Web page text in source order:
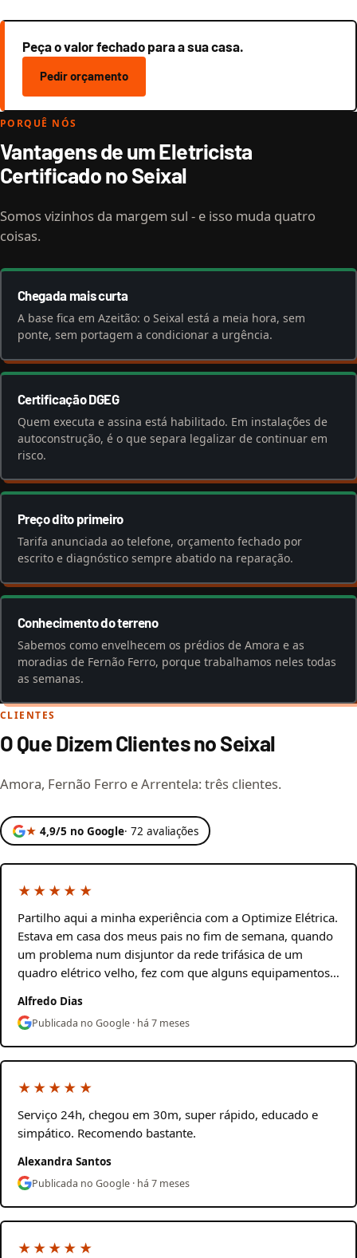
Peça o valor fechado para a sua casa.
Pedir orçamento
PORQUÊ NÓS
Vantagens de um Eletricista
Certificado no Seixal
Somos vizinhos da margem sul - e isso muda quatro
coisas.
Chegada mais curta
A base fica em Azeitão: o Seixal está a meia hora, sem
ponte, sem portagem a condicionar a urgência.
Certificação DGEG
Quem executa e assina está habilitado. Em instalações de
autoconstrução, é o que separa legalizar de continuar em
risco.
Preço dito primeiro
Tarifa anunciada ao telefone, orçamento fechado por
escrito e diagnóstico sempre abatido na reparação.
Conhecimento do terreno
Sabemos como envelhecem os prédios de Amora e as
moradias de Fernão Ferro, porque trabalhamos neles todas
as semanas.
CLIENTES
O Que Dizem Clientes no Seixal
Amora, Fernão Ferro e Arrentela: três clientes.
★ 4,9/5 no Google· 72 avaliações
★★★★★
Partilho aqui a minha experiência com a Optimize Elétrica.
Estava em casa dos meus pais no fim de semana, quando
um problema num disjuntor da rede trifásica de um
quadro elétrico velho, fez com que alguns equipamentos…
Alfredo Dias
Publicada no Google · há 7 meses
★★★★★
Serviço 24h, chegou em 30m, super rápido, educado e
simpático. Recomendo bastante.
Alexandra Santos
Publicada no Google · há 7 meses
★★★★★